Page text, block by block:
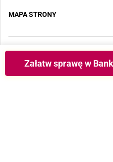
MAPA STRONY
Copyright 2025 - Wszystkie
Załatw sprawę w